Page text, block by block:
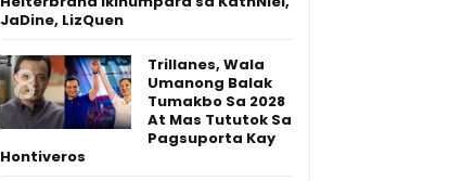
JaDine, LizQuen
Trillanes, Wala
Umanong Balak
Tumakbo Sa 2028
At Mas Tututok Sa
Pagsuporta Kay
Hontiveros